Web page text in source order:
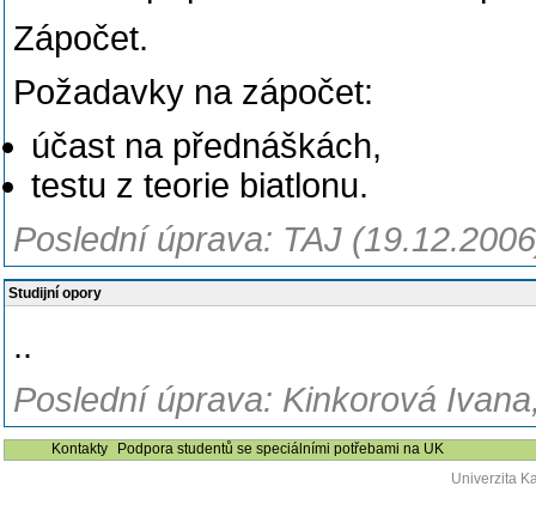
Zápočet.
Požadavky na zápočet:
účast na přednáškách,
testu z teorie biatlonu.
Poslední úprava: TAJ
Studijní opory
..
Poslední úprava: Kinkorová
Kontakty
Podpora studentů se speciálními potřebami na UK
Univerzita